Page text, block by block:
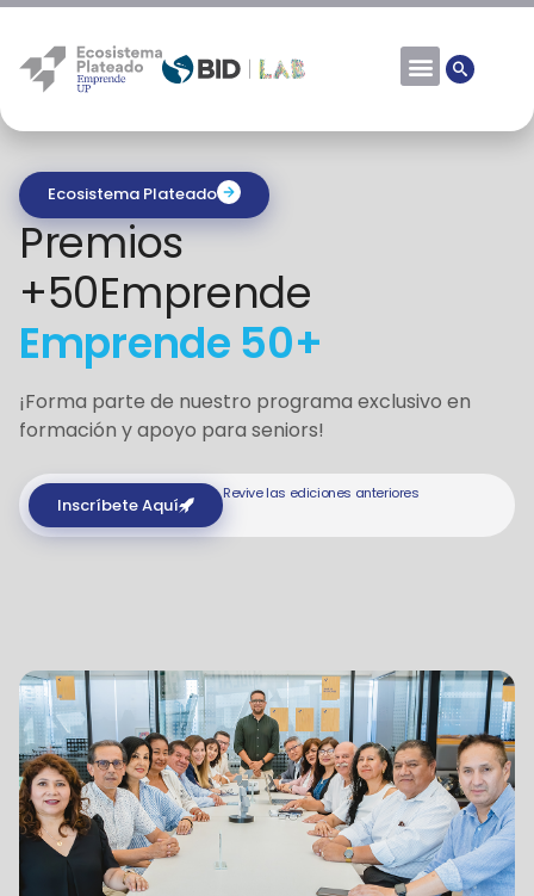
Ecosistema Plateado
Premios
+50Emprende
Emprende 50+
¡Forma parte de nuestro programa exclusivo en
formación y apoyo para seniors!
Inscríbete Aquí
Revive las ediciones anteriores